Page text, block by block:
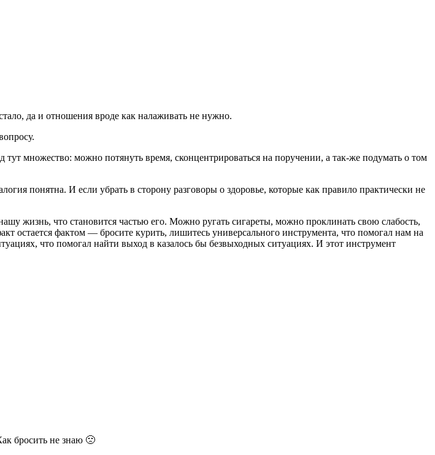
да и отношения вроде как налаживать не нужно.
множество: можно потянуть время, сконцентрироваться на поручении, а так-же подумать о том
понятна. И если убрать в сторону разговоры о здоровье, которые как правило практически не
жизнь, что становится частью его. Можно ругать сигареты, можно проклинать свою слабость,
остается фактом — бросите курить, лишитесь универсального инструмента, что помогал нам на
что помогал найти выход в казалось бы безвыходных ситуациях. И этот инструмент
бросить не знаю 🙁